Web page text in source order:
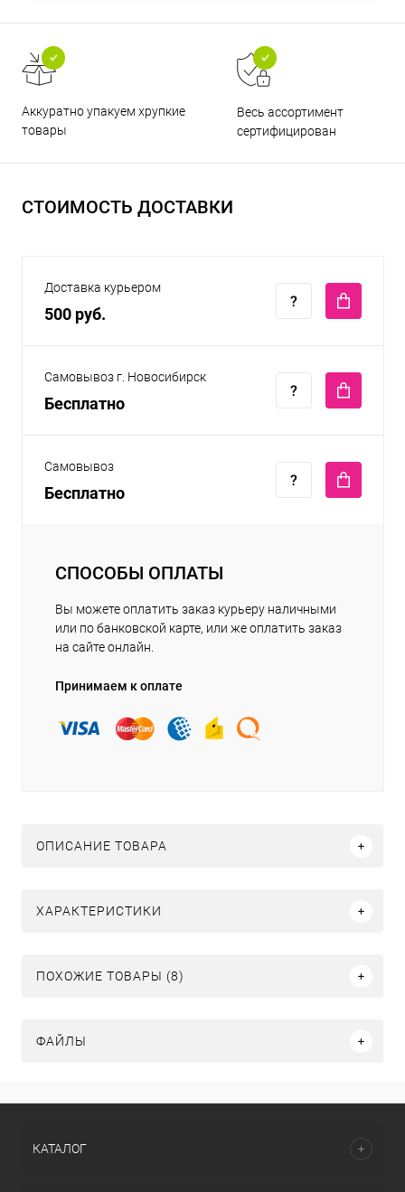
Аккуратно упакуем хрупкие
товары
Весь ассортимент
сертифицирован
СТОИМОСТЬ ДОСТАВКИ
Доставка курьером
500 руб.
Самовывоз г. Новосибирск
Бесплатно
Самовывоз
Бесплатно
СПОСОБЫ ОПЛАТЫ
Вы можете оплатить заказ курьеру наличными
или по банковской карте, или же оплатить заказ
на сайте онлайн.
Принимаем к оплате
ОПИСАНИЕ ТОВАРА
ХАРАКТЕРИСТИКИ
ПОХОЖИЕ ТОВАРЫ (8)
ФАЙЛЫ
КАТАЛОГ